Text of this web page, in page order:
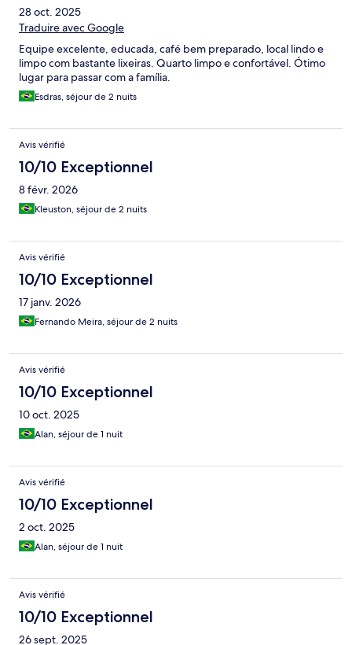
28 oct. 2025
Traduire avec Google
Equipe excelente, educada, café bem preparado, local lindo e
limpo com bastante lixeiras. Quarto limpo e confortável. Ótimo
lugar para passar com a família.
Esdras, séjour de 2 nuits
Avis vérifié
10/10 Exceptionnel
8 févr. 2026
Kleuston, séjour de 2 nuits
Avis vérifié
10/10 Exceptionnel
17 janv. 2026
Fernando Meira, séjour de 2 nuits
Avis vérifié
10/10 Exceptionnel
10 oct. 2025
Alan, séjour de 1 nuit
Avis vérifié
10/10 Exceptionnel
2 oct. 2025
Alan, séjour de 1 nuit
Avis vérifié
10/10 Exceptionnel
26 sept. 2025